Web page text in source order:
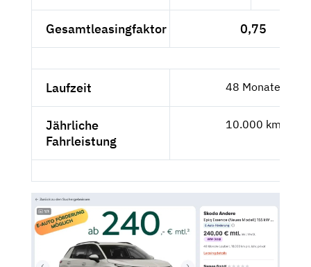
Gesamtleasingfaktor 0,75
Laufzeit 48 Monate
Jährliche
Fahrleistung
10.000 km